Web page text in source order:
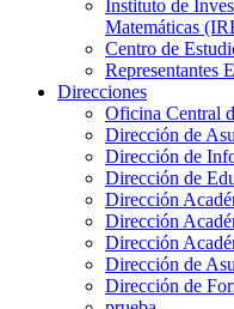
Instituto de
Matemáticas
Centro de
Representantes
Direcciones
Oficina Central
Dirección de
Dirección de
Dirección de
Dirección
Dirección
Dirección
Dirección de
Dirección de